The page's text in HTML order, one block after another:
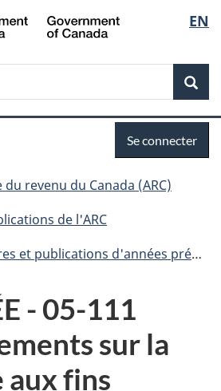
Passer
au
Passer
à
du
Passer
à
simplifiée
de
la
EN
connecter
Se connecter
du revenu du Canada (ARC)
de l'ARC
publications d'années précédentes
- 05-111
sur la
aux fins